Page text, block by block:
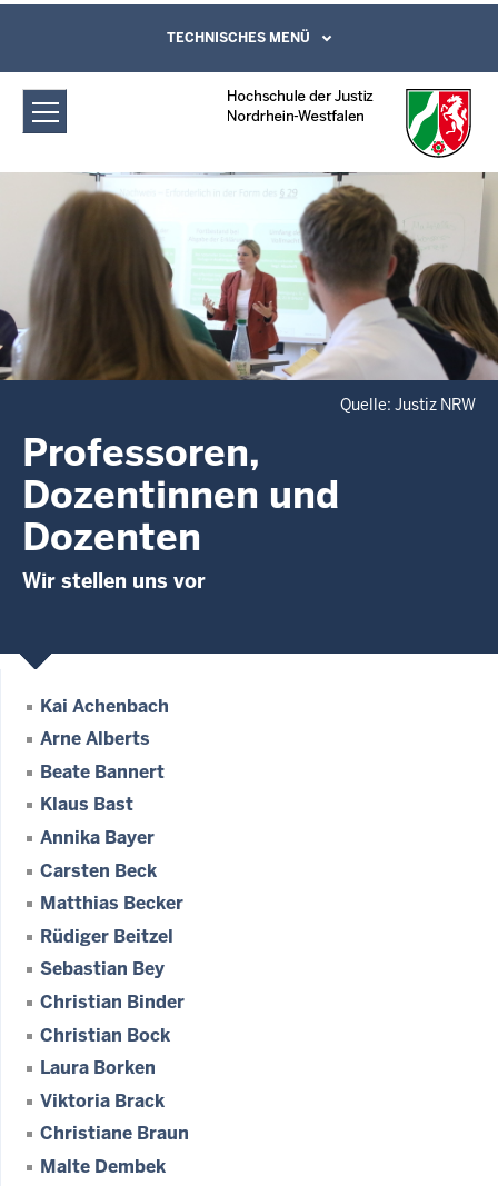
Hochschule der Justiz Nordrhein-
Westfalen: Professoren, Dozentinnen
und Dozenten
Direkt zum Inhalt
Leichte Sprache, Gebärdensprachenvideo
und Kontaktformular
TECHNISCHES MENÜ
Quelle: Justiz NRW
Professoren,
Dozentinnen und
Dozenten
Wir stellen uns vor
Kai Achenbach
Arne Alberts
Beate Bannert
Klaus Bast
Annika Bayer
Carsten Beck
Matthias Becker
Rüdiger Beitzel
Sebastian Bey
Christian Binder
Christian Bock
Laura Borken
Viktoria Brack
Christiane Braun
Malte Dembek